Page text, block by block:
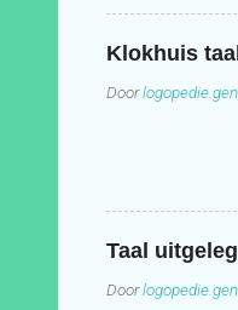
Klokhuis taal
Door
Taal
Door